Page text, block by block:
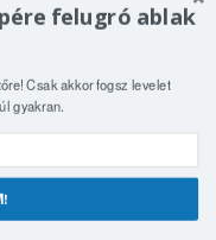
felugró ablak
Csak akkor fogsz levelet
gyakran.